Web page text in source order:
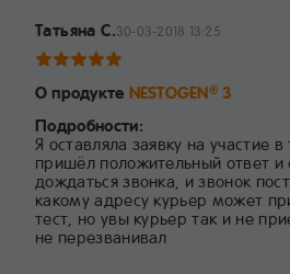
Татьяна С.30-03-2018 13:25
О продукте NESTOGEN®3
Подробности:
Я оставляла заявку на участие
пришёл положительный ответ и
дождаться звонка, и звонок
какому адресу курьер может
тест, но увы курьер так и не
не перезванивал